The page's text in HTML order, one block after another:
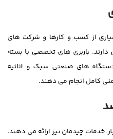
از کسب و کارها و شرکت های
دارند. باربری های تخصصی با بسته
دستگاه های صنعتی سبک و اثاثیه
کامل انجام می دهند.
خدمات چیدمان نیز ارائه می دهند.